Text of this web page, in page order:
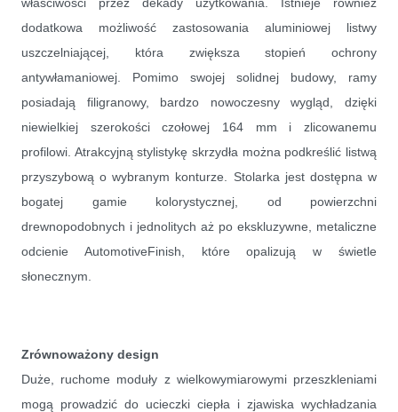
dodatkowa możliwość zastosowania aluminiowej listwy
uszczelniającej, która zwiększa stopień ochrony
antywłamaniowej. Pomimo swojej solidnej budowy, ramy
posiadają filigranowy, bardzo nowoczesny wygląd, dzięki
niewielkiej szerokości czołowej 164 mm i zlicowanemu
profilowi. Atrakcyjną stylistykę skrzydła można podkreślić listwą
przyszybową o wybranym konturze. Stolarka jest dostępna w
bogatej gamie kolorystycznej, od powierzchni
drewnopodobnych i jednolitych aż po ekskluzywne, metaliczne
odcienie AutomotiveFinish, które opalizują w świetle
słonecznym.
Zrównoważony design
Duże, ruchome moduły z wielkowymiarowymi przeszkleniami
mogą prowadzić do ucieczki ciepła i zjawiska wychładzania